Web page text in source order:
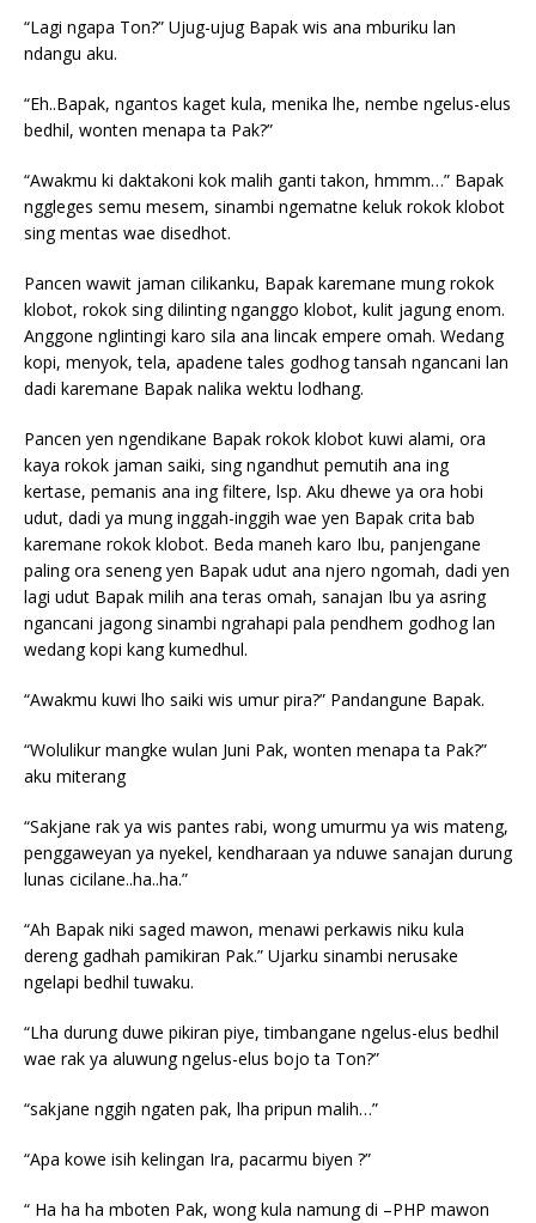
“Lagi ngapa Ton?” Ujug-ujug Bapak wis ana mburiku lan
ndangu aku.
“Eh..Bapak, ngantos kaget kula, menika lhe, nembe ngelus-elus
bedhil, wonten menapa ta Pak?”
“Awakmu ki daktakoni kok malih ganti takon, hmmm…” Bapak
nggleges semu mesem, sinambi ngematne keluk rokok klobot
sing mentas wae disedhot.
Pancen wawit jaman cilikanku, Bapak karemane mung rokok
klobot, rokok sing dilinting nganggo klobot, kulit jagung enom.
Anggone nglintingi karo sila ana lincak empere omah. Wedang
kopi, menyok, tela, apadene tales godhog tansah ngancani lan
dadi karemane Bapak nalika wektu lodhang.
Pancen yen ngendikane Bapak rokok klobot kuwi alami, ora
kaya rokok jaman saiki, sing ngandhut pemutih ana ing
kertase, pemanis ana ing filtere, lsp. Aku dhewe ya ora hobi
udut, dadi ya mung inggah-inggih wae yen Bapak crita bab
karemane rokok klobot. Beda maneh karo Ibu, panjengane
paling ora seneng yen Bapak udut ana njero ngomah, dadi yen
lagi udut Bapak milih ana teras omah, sanajan Ibu ya asring
ngancani jagong sinambi ngrahapi pala pendhem godhog lan
wedang kopi kang kumedhul.
“Awakmu kuwi lho saiki wis umur pira?” Pandangune Bapak.
“Wolulikur mangke wulan Juni Pak, wonten menapa ta Pak?”
aku miterang
“Sakjane rak ya wis pantes rabi, wong umurmu ya wis mateng,
penggaweyan ya nyekel, kendharaan ya nduwe sanajan durung
lunas cicilane..ha..ha.”
“Ah Bapak niki saged mawon, menawi perkawis niku kula
dereng gadhah pamikiran Pak.” Ujarku sinambi nerusake
ngelapi bedhil tuwaku.
“Lha durung duwe pikiran piye, timbangane ngelus-elus bedhil
wae rak ya aluwung ngelus-elus bojo ta Ton?”
“sakjane nggih ngaten pak, lha pripun malih…”
“Apa kowe isih kelingan Ira, pacarmu biyen ?”
“ Ha ha ha mboten Pak, wong kula namung di –PHP mawon